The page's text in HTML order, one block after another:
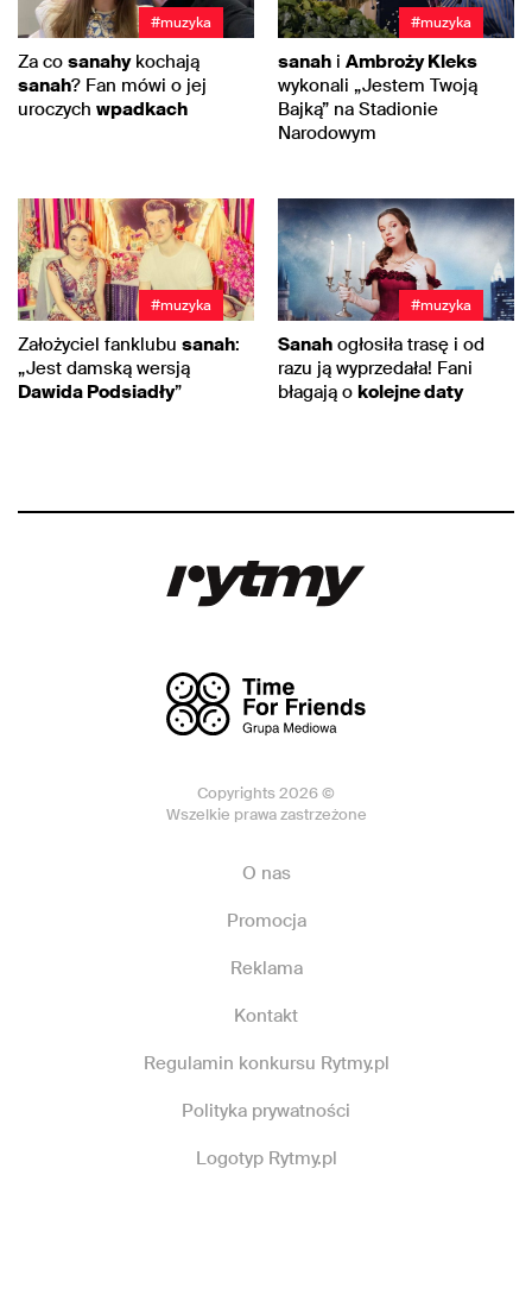
#muzyka
Za co sanahykochają
sanah? Fan mówi o jej
uroczych wpadkach
#muzyka
sanah i Ambroży Kleks
wykonali „Jestem Twoją
Bajką” na Stadionie
Narodowym
#muzyka
Założyciel fanklubu sanah:
„Jest damską wersją
Dawida Podsiadły”
#muzyka
Sanah ogłosiła trasę i od
razu ją wyprzedała! Fani
błagają o kolejne daty
Copyrights 2026 ©
Wszelkie prawa zastrzeżone
O nas
Promocja
Reklama
Kontakt
Regulamin konkursu Rytmy.pl
Polityka prywatności
Logotyp Rytmy.pl